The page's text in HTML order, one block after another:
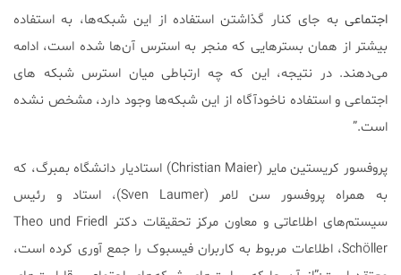
اجتماعی به جای کنار گذاشتن استفاده از این شبکه‌ها، به استفاده
بیشتر از همان بستر‌هایی که منجر به استرس آن‌ها شده‌ است، ادامه
می‌دهند. در نتیجه، این که چه ارتباطی میان استرس شبکه های
اجتماعی و استفاده ناخودآگاه از این شبکه‌ها وجود دارد، مشخص نشده
است.”
پروفسور کریستین مایر (Christian Maier) استادیار دانشگاه بمبرگ، که
به همراه پروفسور سن لامر (Sven Laumer)، استاد و رئیس
سیستم‌های اطلاعاتی و معاون مرکز تحقیقات دکتر Theo und Friedl
Schöller، اطلاعات مربوط به کاربران فیسبوک را جمع آوری کرده است،